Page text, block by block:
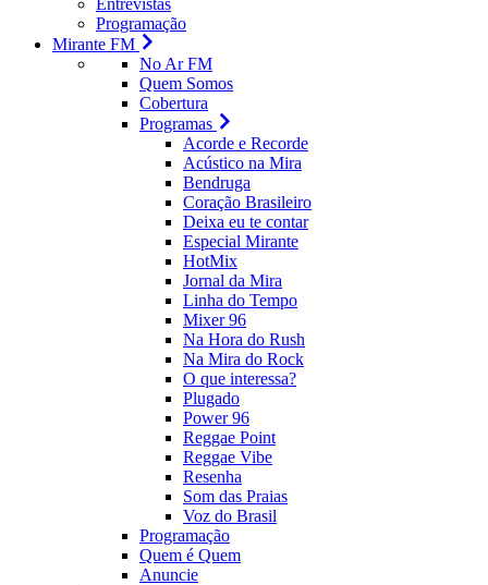
Entrevistas
Programação
Mirante FM
No Ar FM
Quem Somos
Cobertura
Programas
Acorde e Recorde
Acústico na Mira
Bendruga
Coração Brasileiro
Deixa eu te contar
Especial Mirante
HotMix
Jornal da Mira
Linha do Tempo
Mixer 96
Na Hora do Rush
Na Mira do Rock
O que interessa?
Plugado
Power 96
Reggae Point
Reggae Vibe
Resenha
Som das Praias
Voz do Brasil
Programação
Quem é Quem
Anuncie